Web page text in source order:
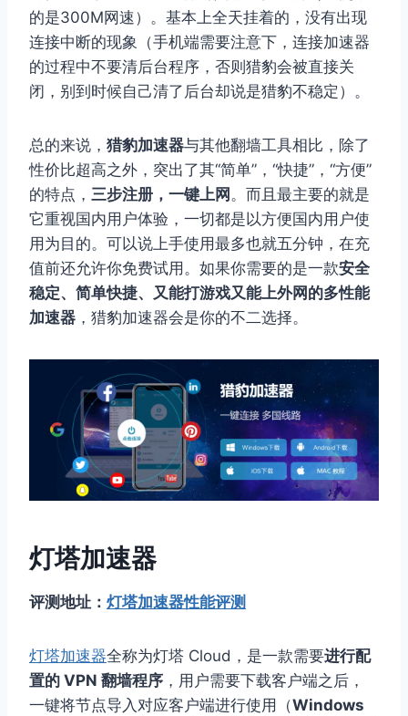
的是300M网速）。基本上全天挂着的，没有出现
连接中断的现象（手机端需要注意下，连接加速器
的过程中不要清后台程序，否则猎豹会被直接关
闭，别到时候自己清了后台却说是猎豹不稳定）。
总的来说， 猎豹加速器与其他翻墙工具相比，除了
性价比超高之外，突出了其“简单”，“快捷”，“方便”
的特点， 三步注册，一键上网 。而且最主要的就是
它重视国内用户体验，一切都是以方便国内用户使
用为目的。可以说上手使用最多也就五分钟，在充
值前还允许你免费试用。如果你需要的是一款安全
稳定、简单快捷、又能打游戏又能上外网的多性能
加速器 ，猎豹加速器会是你的不二选择。
灯塔加速器
评测地址： 灯塔加速器性能评测
灯塔加速器全称为灯塔 Cloud，是一款需要进行配
置的 VPN 翻墙程序 ，用户需要下载客户端之后，
一键将节点导入对应客户端进行使用（Windows